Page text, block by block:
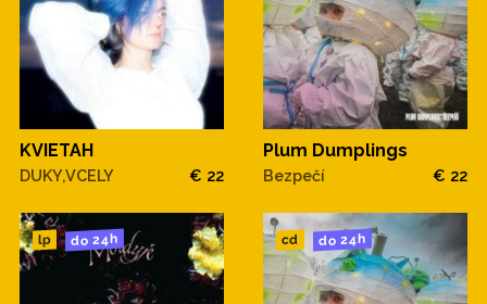
KVIETAH
DUKY,VCELY € 22
Plum Dumplings
Bezpečí € 22
lp do 24h cd do 24h